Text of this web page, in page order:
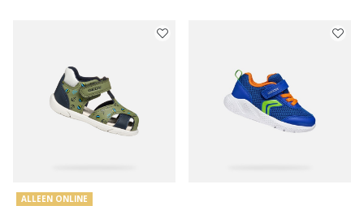
ALLEEN ONLINE